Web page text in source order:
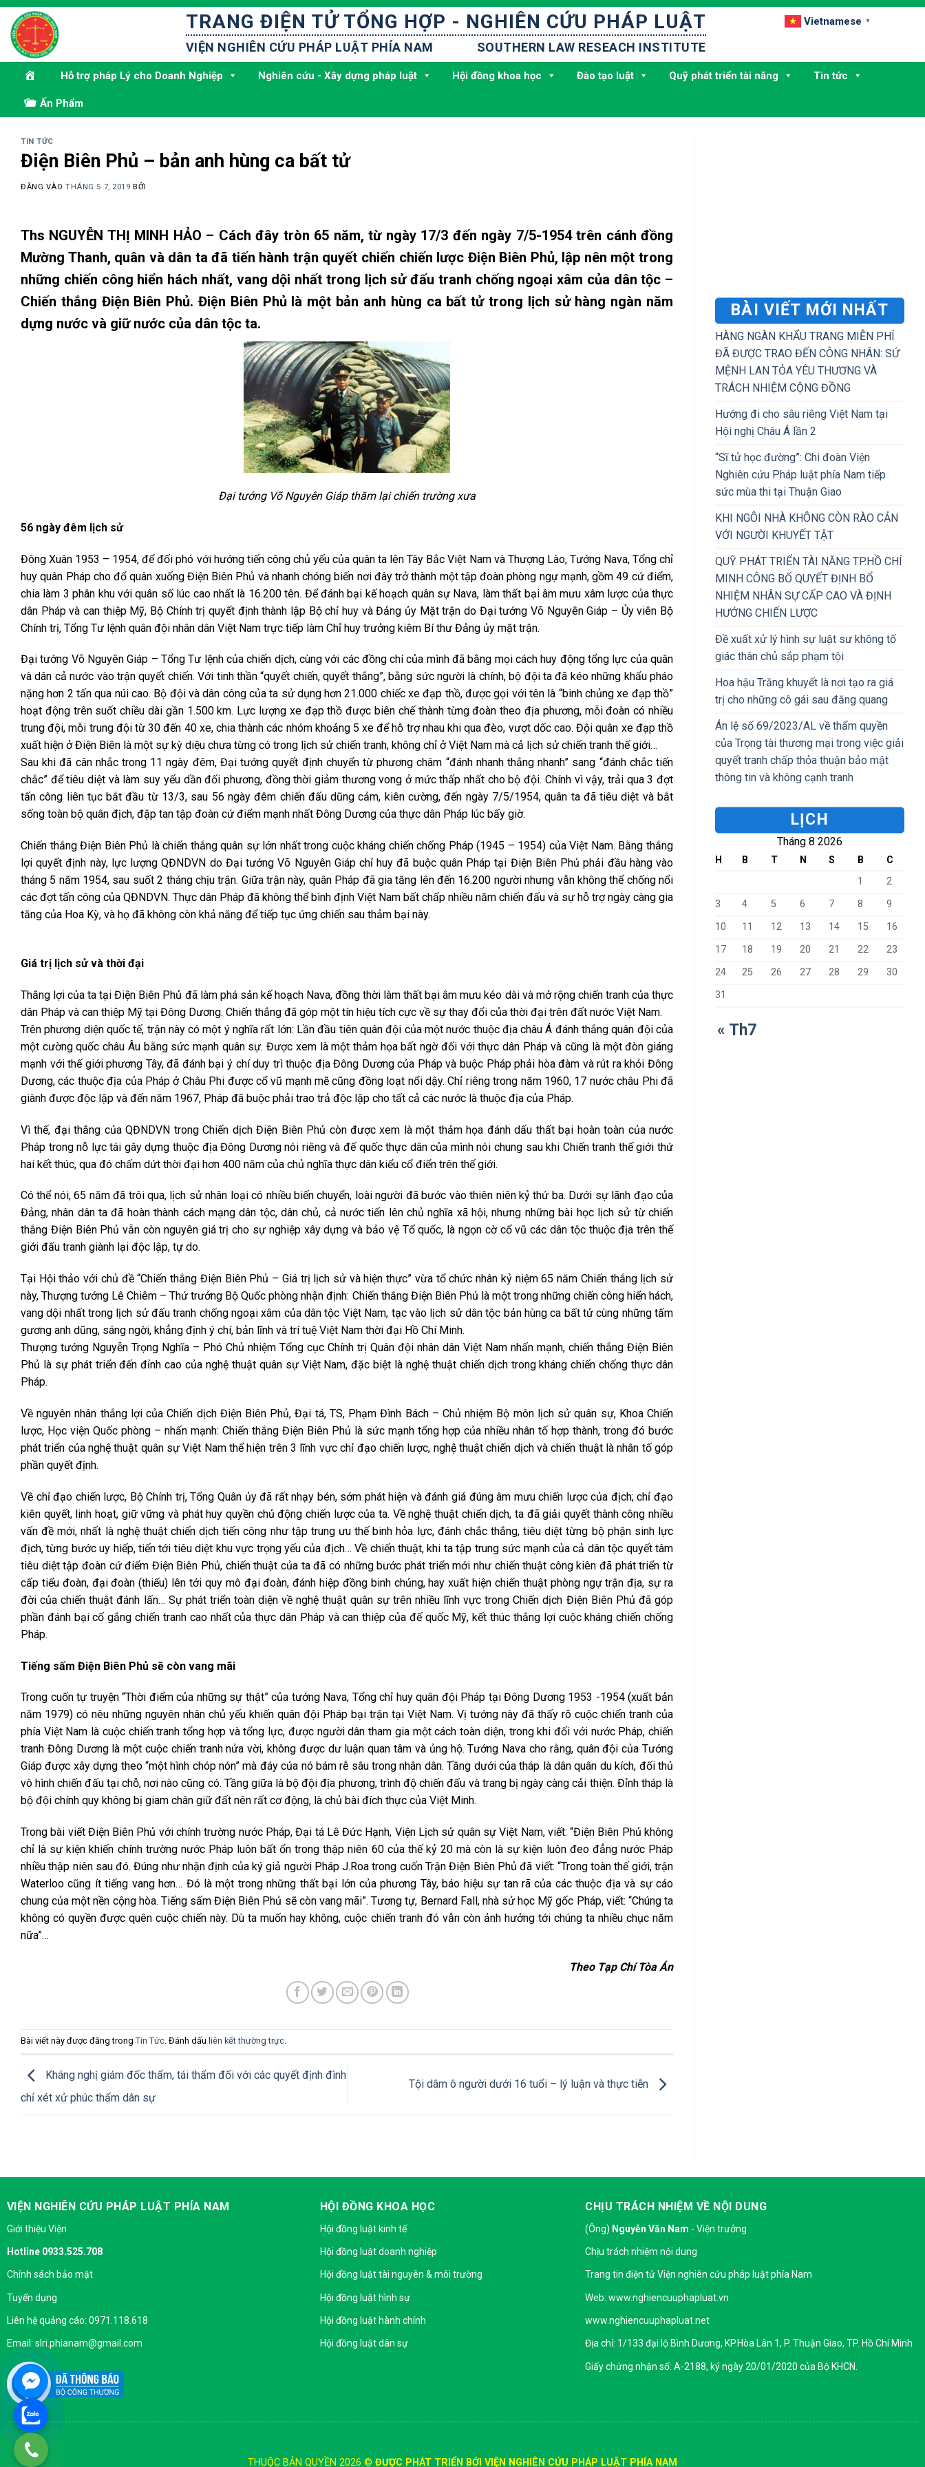
Bỏ
qua
nội
dung
TRANG ĐIỆN TỬ TỔNG HỢP - NGHIÊN CỨU PHÁP LUẬT
VIỆN NGHIÊN CỨU PHÁP LUẬT PHÍA NAM SOUTHERN LAW RESEACH INSTITUTE
Vietnamese ▼
Hỗ trợ pháp Lý cho Doanh Nghiệp Nghiên cứu - Xây dựng pháp luật Hội đồng khoa học Đào tạo luật Quỹ phát triển tài năng Tin tức
Ấn Phẩm
TIN TỨC
Điện Biên Phủ – bản anh hùng ca bất tử
ĐĂNG VÀOTHÁNG 5 7, 2019 BỞI
Ths NGUYỄN THỊ MINH HẢO – Cách đây tròn 65 năm, từ ngày 17/3 đến ngày 7/5-1954 trên cánh đồng
Mường Thanh, quân và dân ta đã tiến hành trận quyết chiến chiến lược Điện Biên Phủ, lập nên một trong
những chiến công hiển hách nhất, vang dội nhất trong lịch sử đấu tranh chống ngoại xâm của dân tộc –
Chiến thắng Điện Biên Phủ. Điện Biên Phủ là một bản anh hùng ca bất tử trong lịch sử hàng ngàn năm
dựng nước và giữ nước của dân tộc ta.
Đại tướng Võ Nguyên Giáp thăm lại chiến trường xưa
56 ngày đêm lịch sử
Đông Xuân 1953 – 1954, để đối phó với hướng tiến công chủ yếu của quân ta lên Tây Bắc Việt Nam và Thượng Lào, Tướng Nava, Tổng chỉ
huy quân Pháp cho đổ quân xuống Điện Biên Phủ và nhanh chóng biến nơi đây trở thành một tập đoàn phòng ngự mạnh, gồm 49 cứ điểm,
chia làm 3 phân khu với quân số lúc cao nhất là 16.200 tên. Để đánh bại kế hoạch quân sự Nava, làm thất bại âm mưu xâm lược của thực
dân Pháp và can thiệp Mỹ, Bộ Chính trị quyết định thành lập Bộ chỉ huy và Đảng ủy Mặt trận do Đại tướng Võ Nguyên Giáp – Ủy viên Bộ
Chính trị, Tổng Tư lệnh quân đội nhân dân Việt Nam trực tiếp làm Chỉ huy trưởng kiêm Bí thư Đảng ủy mặt trận.
Đại tướng Võ Nguyên Giáp – Tổng Tư lệnh của chiến dịch, cùng với các đồng chí của mình đã bằng mọi cách huy động tổng lực của quân
và dân cả nước vào trận quyết chiến. Với tinh thần “quyết chiến, quyết thắng”, bằng sức người là chính, bộ đội ta đã kéo những khẩu pháo
nặng hơn 2 tấn qua núi cao. Bộ đội và dân công của ta sử dụng hơn 21.000 chiếc xe đạp thồ, được gọi với tên là “binh chủng xe đạp thồ”
hoạt động trên suốt chiều dài gần 1.500 km. Lực lượng xe đạp thồ được biên chế thành từng đoàn theo địa phương, mỗi đoàn có nhiều
trung đội, mỗi trung đội từ 30 đến 40 xe, chia thành các nhóm khoảng 5 xe để hỗ trợ nhau khi qua đèo, vượt dốc cao. Đội quân xe đạp thồ
xuất hiện ở Điện Biên là một sự kỳ diệu chưa từng có trong lịch sử chiến tranh, không chỉ ở Việt Nam mà cả lịch sử chiến tranh thế giới…
Sau khi đã cân nhắc trong 11 ngày đêm, Đại tướng quyết định chuyển từ phương châm “đánh nhanh thắng nhanh” sang “đánh chắc tiến
chắc” để tiêu diệt và làm suy yếu dần đối phương, đồng thời giảm thương vong ở mức thấp nhất cho bộ đội. Chính vì vậy, trải qua 3 đợt
tấn công liên tục bắt đầu từ 13/3, sau 56 ngày đêm chiến đấu dũng cảm, kiên cường, đến ngày 7/5/1954, quân ta đã tiêu diệt và bắt
sống toàn bộ quân địch, đập tan tập đoàn cứ điểm mạnh nhất Đông Dương của thực dân Pháp lúc bấy giờ.
Chiến thắng Điện Biên Phủ là chiến thắng quân sự lớn nhất trong cuộc kháng chiến chống Pháp (1945 – 1954) của Việt Nam. Bằng thắng
lợi quyết định này, lực lượng QĐNDVN do Đại tướng Võ Nguyên Giáp chỉ huy đã buộc quân Pháp tại Điện Biên Phủ phải đầu hàng vào
tháng 5 năm 1954, sau suốt 2 tháng chịu trận. Giữa trận này, quân Pháp đã gia tăng lên đến 16.200 người nhưng vẫn không thể chống nổi
các đợt tấn công của QĐNDVN. Thực dân Pháp đã không thể bình định Việt Nam bất chấp nhiều năm chiến đấu và sự hỗ trợ ngày càng gia
tăng của Hoa Kỳ, và họ đã không còn khả năng để tiếp tục ứng chiến sau thảm bại này.
Giá trị lịch sử và thời đại
Thắng lợi của ta tại Điện Biên Phủ đã làm phá sản kế hoạch Nava, đồng thời làm thất bại âm mưu kéo dài và mở rộng chiến tranh của thực
dân Pháp và can thiệp Mỹ tại Đông Dương. Chiến thắng đã góp một tín hiệu tích cực về sự thay đổi của thời đại trên đất nước Việt Nam.
Trên phương diện quốc tế, trận này có một ý nghĩa rất lớn: Lần đầu tiên quân đội của một nước thuộc địa châu Á đánh thắng quân đội của
một cường quốc châu Âu bằng sức mạnh quân sự. Được xem là một thảm họa bất ngờ đối với thực dân Pháp và cũng là một đòn giáng
mạnh với thế giới phương Tây, đã đánh bại ý chí duy trì thuộc địa Đông Dương của Pháp và buộc Pháp phải hòa đàm và rút ra khỏi Đông
Dương, các thuộc địa của Pháp ở Châu Phi được cổ vũ mạnh mẽ cũng đồng loạt nổi dậy. Chỉ riêng trong năm 1960, 17 nước châu Phi đã
giành được độc lập và đến năm 1967, Pháp đã buộc phải trao trả độc lập cho tất cả các nước là thuộc địa của Pháp.
Vì thế, đại thắng của QĐNDVN trong Chiến dịch Điện Biên Phủ còn được xem là một thảm họa đánh dấu thất bại hoàn toàn của nước
Pháp trong nỗ lực tái gây dựng thuộc địa Đông Dương nói riêng và đế quốc thực dân của mình nói chung sau khi Chiến tranh thế giới thứ
hai kết thúc, qua đó chấm dứt thời đại hơn 400 năm của chủ nghĩa thực dân kiểu cổ điển trên thế giới.
Có thể nói, 65 năm đã trôi qua, lịch sử nhân loại có nhiều biến chuyển, loài người đã bước vào thiên niên kỷ thứ ba. Dưới sự lãnh đạo của
Đảng, nhân dân ta đã hoàn thành cách mạng dân tộc, dân chủ, cả nước tiến lên chủ nghĩa xã hội, nhưng những bài học lịch sử từ chiến
thắng Điện Biên Phủ vẫn còn nguyên giá trị cho sự nghiệp xây dựng và bảo vệ Tổ quốc, là ngọn cờ cổ vũ các dân tộc thuộc địa trên thế
giới đấu tranh giành lại độc lập, tự do.
Tại Hội thảo với chủ đề “Chiến thắng Điện Biên Phủ – Giá trị lịch sử và hiện thực” vừa tổ chức nhân kỷ niệm 65 năm Chiến thắng lịch sử
này, Thượng tướng Lê Chiêm – Thứ trưởng Bộ Quốc phòng nhận định: Chiến thắng Điện Biên Phủ là một trong những chiến công hiển hách,
vang dội nhất trong lịch sử đấu tranh chống ngoại xâm của dân tộc Việt Nam, tạc vào lịch sử dân tộc bản hùng ca bất tử cùng những tấm
gương anh dũng, sáng ngời, khẳng định ý chí, bản lĩnh và trí tuệ Việt Nam thời đại Hồ Chí Minh.
Thượng tướng Nguyễn Trọng Nghĩa – Phó Chủ nhiệm Tổng cục Chính trị Quân đội nhân dân Việt Nam nhấn mạnh, chiến thắng Điện Biên
Phủ là sự phát triển đến đỉnh cao của nghệ thuật quân sự Việt Nam, đặc biệt là nghệ thuật chiến dịch trong kháng chiến chống thực dân
Pháp.
Về nguyên nhân thắng lợi của Chiến dịch Điện Biên Phủ, Đại tá, TS, Phạm Đình Bách – Chủ nhiệm Bộ môn lịch sử quân sự, Khoa Chiến
lược, Học viện Quốc phòng – nhấn mạnh: Chiến thắng Điện Biên Phủ là sức mạnh tổng hợp của nhiều nhân tố hợp thành, trong đó bước
phát triển của nghệ thuật quân sự Việt Nam thể hiện trên 3 lĩnh vực chỉ đạo chiến lược, nghệ thuật chiến dịch và chiến thuật là nhân tố góp
phần quyết định.
Về chỉ đạo chiến lược, Bộ Chính trị, Tổng Quân ủy đã rất nhạy bén, sớm phát hiện và đánh giá đúng âm mưu chiến lược của địch; chỉ đạo
kiên quyết, linh hoạt, giữ vững và phát huy quyền chủ động chiến lược của ta. Về nghệ thuật chiến dịch, ta đã giải quyết thành công nhiều
vấn đề mới, nhất là nghệ thuật chiến dịch tiến công như tập trung ưu thế binh hỏa lực, đánh chắc thắng, tiêu diệt từng bộ phận sinh lực
địch, từng bước uy hiếp, tiến tới tiêu diệt khu vực trọng yếu của địch… Về chiến thuật, khi ta tập trung sức mạnh của cả dân tộc quyết tâm
tiêu diệt tập đoàn cứ điểm Điện Biên Phủ, chiến thuật của ta đã có những bước phát triển mới như chiến thuật công kiên đã phát triển từ
cấp tiểu đoàn, đại đoàn (thiếu) lên tới quy mô đại đoàn, đánh hiệp đồng binh chủng, hay xuất hiện chiến thuật phòng ngự trận địa, sự ra
đời của chiến thuật đánh lấn… Sự phát triển toàn diện về nghệ thuật quân sự trên nhiều lĩnh vực trong Chiến dịch Điện Biên Phủ đã góp
phần đánh bại cố gắng chiến tranh cao nhất của thực dân Pháp và can thiệp của đế quốc Mỹ, kết thúc thắng lợi cuộc kháng chiến chống
Pháp.
Tiếng sấm Điện Biên Phủ sẽ còn vang mãi
Trong cuốn tự truyện “Thời điểm của những sự thật” của tướng Nava, Tổng chỉ huy quân đội Pháp tại Đông Dương 1953 -1954 (xuất bản
năm 1979) có nêu những nguyên nhân chủ yếu khiến quân đội Pháp bại trận tại Việt Nam. Vị tướng này đã thấy rõ cuộc chiến tranh của
phía Việt Nam là cuộc chiến tranh tổng hợp và tổng lực, được người dân tham gia một cách toàn diện, trong khi đối với nước Pháp, chiến
tranh Đông Dương là một cuộc chiến tranh nửa vời, không được dư luận quan tâm và ủng hộ. Tướng Nava cho rằng, quân đội của Tướng
Giáp được xây dựng theo “một hình chóp nón” mà đáy của nó bám rễ sâu trong nhân dân. Tầng dưới của tháp là dân quân du kích, đối thủ
vô hình chiến đấu tại chỗ, nơi nào cũng có. Tầng giữa là bộ đội địa phương, trình độ chiến đấu và trang bị ngày càng cải thiện. Đỉnh tháp là
bộ đội chính quy không bị giam chân giữ đất nên rất cơ động, là chủ bài đích thực của Việt Minh.
Trong bài viết Điện Biên Phủ với chính trường nước Pháp, Đại tá Lê Đức Hạnh, Viện Lịch sử quân sự Việt Nam, viết: “Điện Biên Phủ không
chỉ là sự kiện khiến chính trường nước Pháp luôn bất ổn trong thập niên 60 của thế kỷ 20 mà còn là sự kiện luôn đeo đẳng nước Pháp
nhiều thập niên sau đó. Đúng như nhận định của ký giả người Pháp J.Roa trong cuốn Trận Điện Biên Phủ đã viết: “Trong toàn thế giới, trận
Waterloo cũng ít tiếng vang hơn… Đó là một trong những thất bại lớn của phương Tây, báo hiệu sự tan rã của các thuộc địa và sự cáo
chung của một nền cộng hòa. Tiếng sấm Điện Biên Phủ sẽ còn vang mãi”. Tương tự, Bernard Fall, nhà sử học Mỹ gốc Pháp, viết: “Chúng ta
không có quyền được quên cuộc chiến này. Dù ta muốn hay không, cuộc chiến tranh đó vẫn còn ảnh hưởng tới chúng ta nhiều chục năm
nữa”…
Theo Tạp Chí Tòa Án
Bài viết này được đăng trong Tin Tức. Đánh dấu liên kết thường trực.
Kháng nghị giám đốc thẩm, tái thẩm đối với các quyết định đình
chỉ xét xử phúc thẩm dân sự
Tội dâm ô người dưới 16 tuổi – lý luận và thực tiễn
BÀI VIẾT MỚI NHẤT
HÀNG NGÀN KHẨU TRANG MIỄN PHÍ
ĐÃ ĐƯỢC TRAO ĐẾN CÔNG NHÂN: SỨ
MỆNH LAN TỎA YÊU THƯƠNG VÀ
TRÁCH NHIỆM CỘNG ĐỒNG
Hướng đi cho sâu riêng Việt Nam tại
Hội nghị Châu Á lần 2
“Sĩ tử học đường”: Chi đoàn Viện
Nghiên cứu Pháp luật phía Nam tiếp
sức mùa thi tại Thuận Giao
KHI NGÔI NHÀ KHÔNG CÒN RÀO CẢN
VỚI NGƯỜI KHUYẾT TẬT
QUỸ PHÁT TRIỂN TÀI NĂNG TP.HỒ CHÍ
MINH CÔNG BỐ QUYẾT ĐỊNH BỔ
NHIỆM NHÂN SỰ CẤP CAO VÀ ĐỊNH
HƯỚNG CHIẾN LƯỢC
Đề xuất xử lý hình sự luật sư không tố
giác thân chủ sắp phạm tội
Hoa hậu Trăng khuyết là nơi tạo ra giá
trị cho những cô gái sau đăng quang
Án lệ số 69/2023/AL về thẩm quyền
của Trọng tài thương mại trong việc giải
quyết tranh chấp thỏa thuận bảo mật
thông tin và không cạnh tranh
LỊCH
Tháng 8 2026
H B T N S B
C
1
2
3
4 5 6 7 8
9
10
11 12 13 14 15
16
17
18 19 20 21 22
23
24
25 26 27 28 29
30
31
« Th7
VIỆN NGHIÊN CỨU PHÁP LUẬT PHÍA NAM
Giới thiệu Viện
Hotline 0933.525.708
Chính sách bảo mật
Tuyển dụng
Liên hệ quảng cáo: 0971.118.618
Email: slri.phianam@gmail.com
HỘI ĐỒNG KHOA HỌC
Hội đồng luật kinh tế
Hội đồng luật doanh nghiệp
Hội đồng luật tài nguyên & môi trường
Hội đồng luật hình sự
Hội đồng luật hành chính
Hội đồng luật dân sự
CHỊU TRÁCH NHIỆM VỀ NỘI DUNG
(Ông) Nguyễn Văn Nam - Viện trưởng
Chịu trách nhiệm nội dung
Trang tin điện tử Viện nghiên cứu pháp luật phía Nam
Web: www.nghiencuuphapluat.vn
www.nghiencuuphapluat.net
Địa chỉ: 1/133 đại lộ Bình Dương, KP.Hòa Lân 1, P. Thuận Giao, TP. Hồ Chí Minh
Giấy chứng nhận số: A-2188, ký ngày 20/01/2020 của Bộ KHCN.
THUỘC BẢN QUYỀN 2026 © ĐƯỢC PHÁT TRIỂN BỚI VIỆN NGHIÊN CỨU PHÁP LUẬT PHÍA NAM